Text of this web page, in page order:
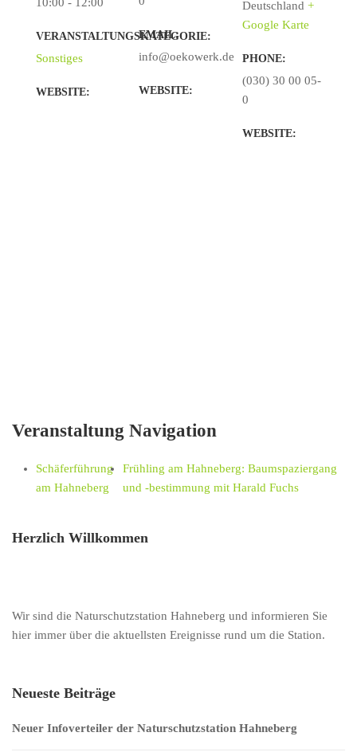
VERANSTALTUNGSKATEGORIE:
Sonstiges
WEBSITE:
EMAIL:
info@oekowerk.de
WEBSITE:
Deutschland +
Google Karte
PHONE:
(030) 30 00 05-
0
WEBSITE:
Veranstaltung Navigation
Schäferführung
am Hahneberg
Frühling am Hahneberg: Baumspaziergang
und -bestimmung mit Harald Fuchs
Herzlich Willkommen
Wir sind die Naturschutzstation Hahneberg und informieren Sie
hier immer über die aktuellsten Ereignisse rund um die Station.
Neueste Beiträge
Neuer Infoverteiler der Naturschutzstation Hahneberg